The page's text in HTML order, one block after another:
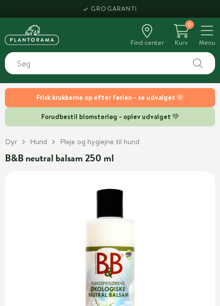
Frisk krukkerne op efter ferien - se udvalget 🌸
Forudbestil blomsterløg - oplev udvalget 💚
GROGARANTI
Find center
0
Kurv
Menu
Dyr Hund Pleje og hygiejne til hund
B&B neutral balsam 250 ml